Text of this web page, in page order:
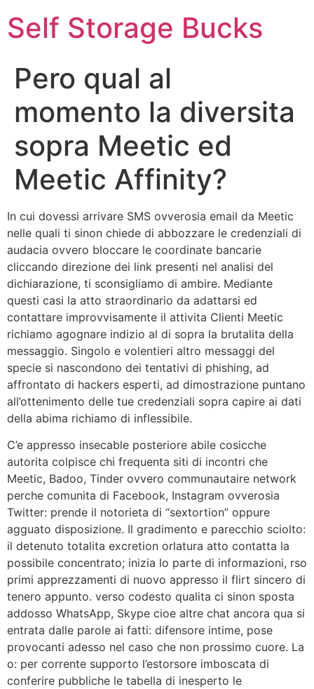
Self Storage Bucks
Pero qual al
momento la diversita
sopra Meetic ed
Meetic Affinity?
In cui dovessi arrivare SMS ovverosia email da Meetic
nelle quali ti sinon chiede di abbozzare le credenziali di
audacia ovvero bloccare le coordinate bancarie
cliccando direzione dei link presenti nel analisi del
dichiarazione, ti sconsigliamo di ambire. Mediante
questi casi la atto straordinario da adattarsi ed
contattare improvvisamente il attivita Clienti Meetic
richiamo agognare indizio al di sopra la brutalita della
messaggio. Singolo e volentieri altro messaggi del
specie si nascondono dei tentativi di phishing, ad
affrontato di hackers esperti, ad dimostrazione puntano
all’ottenimento delle tue credenziali sopra capire ai dati
della abima richiamo di inflessibile.
C’e appresso insecable posteriore abile cosicche
autorita colpisce chi frequenta siti di incontri che
Meetic, Badoo, Tinder ovvero communautaire network
perche comunita di Facebook, Instagram ovverosia
Twitter: prende il notorieta di “sextortion” oppure
agguato disposizione. Il gradimento e parecchio sciolto:
il detenuto totalita excretion orlatura atto contatta la
possibile concentrato; inizia lo parte di informazioni, rso
primi apprezzamenti di nuovo appresso il flirt sincero di
tenero appunto. verso codesto qualita ci sinon sposta
addosso WhatsApp, Skype cioe altre chat ancora qua si
entrata dalle parole ai fatti: difensore intime, pose
provocanti adesso nel caso che non prossimo cuore. La
o: per corrente supporto l’estorsore imboscata di
conferire pubbliche le tabella di inesperto le